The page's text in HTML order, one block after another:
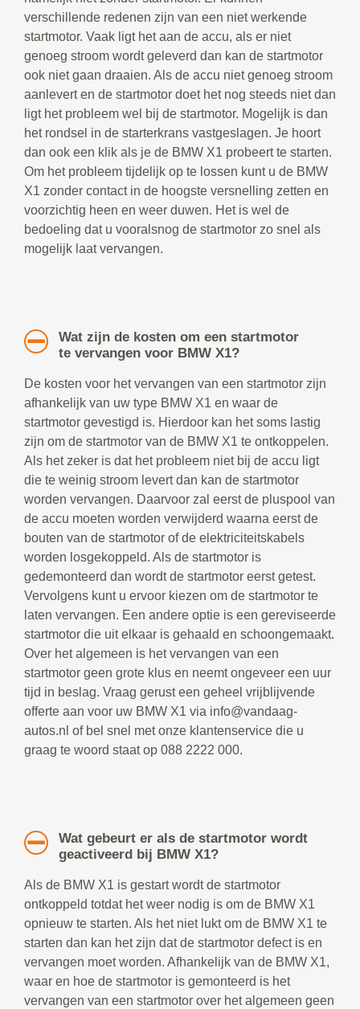
verschillende redenen zijn van een niet werkende
startmotor. Vaak ligt het aan de accu, als er niet
genoeg stroom wordt geleverd dan kan de startmotor
ook niet gaan draaien. Als de accu niet genoeg stroom
aanlevert en de startmotor doet het nog steeds niet dan
ligt het probleem wel bij de startmotor. Mogelijk is dan
het rondsel in de starterkrans vastgeslagen. Je hoort
dan ook een klik als je de BMW X1 probeert te starten.
Om het probleem tijdelijk op te lossen kunt u de BMW
X1 zonder contact in de hoogste versnelling zetten en
voorzichtig heen en weer duwen. Het is wel de
bedoeling dat u vooralsnog de startmotor zo snel als
mogelijk laat vervangen.
Wat zijn de kosten om een startmotor
te vervangen voor BMW X1?
De kosten voor het vervangen van een startmotor zijn
afhankelijk van uw type BMW X1 en waar de
startmotor gevestigd is. Hierdoor kan het soms lastig
zijn om de startmotor van de BMW X1 te ontkoppelen.
Als het zeker is dat het probleem niet bij de accu ligt
die te weinig stroom levert dan kan de startmotor
worden vervangen. Daarvoor zal eerst de pluspool van
de accu moeten worden verwijderd waarna eerst de
bouten van de startmotor of de elektriciteitskabels
worden losgekoppeld. Als de startmotor is
gedemonteerd dan wordt de startmotor eerst getest.
Vervolgens kunt u ervoor kiezen om de startmotor te
laten vervangen. Een andere optie is een gereviseerde
startmotor die uit elkaar is gehaald en schoongemaakt.
Over het algemeen is het vervangen van een
startmotor geen grote klus en neemt ongeveer een uur
tijd in beslag. Vraag gerust een geheel vrijblijvende
offerte aan voor uw BMW X1 via info@vandaag-
autos.nl of bel snel met onze klantenservice die u
graag te woord staat op 088 2222 000.
Wat gebeurt er als de startmotor wordt
geactiveerd bij BMW X1?
Als de BMW X1 is gestart wordt de startmotor
ontkoppeld totdat het weer nodig is om de BMW X1
opnieuw te starten. Als het niet lukt om de BMW X1 te
starten dan kan het zijn dat de startmotor defect is en
vervangen moet worden. Afhankelijk van de BMW X1,
waar en hoe de startmotor is gemonteerd is het
vervangen van een startmotor over het algemeen geen